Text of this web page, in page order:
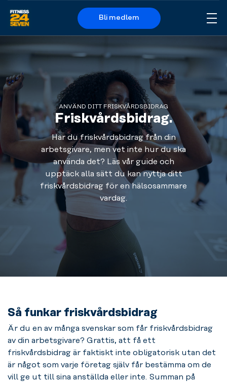
Logo
Bli medlem
ANVÄND DITT FRISKVÅRDSBIDRAG
Friskvårdsbidrag.
Har du friskvårdsbidrag från din
arbetsgivare, men vet inte hur du ska
använda det? Läs vår guide och
upptäck alla sätt du kan nyttja ditt
friskvårdsbidrag för en hälsosammare
vardag.
Så funkar friskvårdsbidrag
Är du en av många svenskar som får friskvårdsbidrag
av din arbetsgivare? Grattis, att få ett
friskvårdsbidrag är faktiskt inte obligatorisk utan det
är något som varje företag själv får bestämma om de
vill ge ut till sina anställda eller inte. Summan på